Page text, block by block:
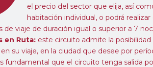
el precio del sector que elija, así
habitación individual, o podrá
de viaje de duración igual o superior a 7
en Ruta: este circuito admite la
en su viaje, en la ciudad que desee por
fundamental que el circuito tenga salida